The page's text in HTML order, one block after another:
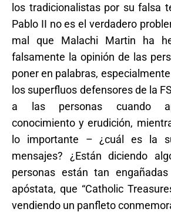
los tradicionalistas por su falsa
Pablo II no es el verdadero
mal que Malachi Martin ha
falsamente la opinión de las
poner en palabras,
los superfluos defensores de la
a las personas cuando
conocimiento y erudición,
lo importante – ¿cuál es la
mensajes? ¿Están diciendo
personas están tan
apóstata, que “Catholic
vendiendo un panfleto